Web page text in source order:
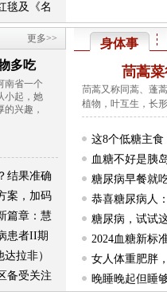
毯及《名
更多>>
多吃
南省一个
小起，她
兴趣，
结果准确
案，加码
篇章：慧
患者II期
拉非）
备受关注
身体事
茼蒿
茼蒿又称同蒿、蓬
植物，叶互生，长
这8个低糖主
血糖不好是胰
糖尿病早餐就
恭喜糖尿病人
会糖尿病，试试
2024血糖新标
女人体重肥胖
材晚睡晚起但睡